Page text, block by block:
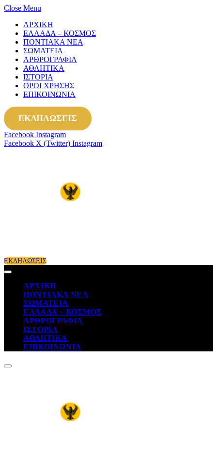
Close Menu
ΑΡΧΙΚΗ
ΕΛΛΑΔΑ – ΚΟΣΜΟΣ
ΠΟΝΤΙΑΚΑ ΝΕΑ
ΣΩΜΑΤΕΙΑ
ΑΡΘΡΟΓΡΑΦΙΑ
ΑΘΛΗΤΙΚΑ
ΙΣΤΟΡΙΑ
ΟΡΟΙ ΧΡΗΣΗΣ
ΕΠΙΚΟΙΝΩΝΙΑ
ΕΚΔΗΛΩΣΕΙΣ
Facebook Instagram
Facebook X (Twitter) Instagram
ΕΚΔΗΛΩΣΕΙΣ
ΑΡΧΙΚΗ
ΠΟΝΤΙΑΚΑ ΝΕΑ
ΣΩΜΑΤΕΙΑ
ΕΛΛΑΔΑ – ΚΟΣΜΟΣ
ΑΡΘΡΟΓΡΑΦΙΑ
ΙΣΤΟΡΙΑ
ΑΘΛΗΤΙΚΑ
ΕΠΙΚΟΙΝΩΝΙΑ